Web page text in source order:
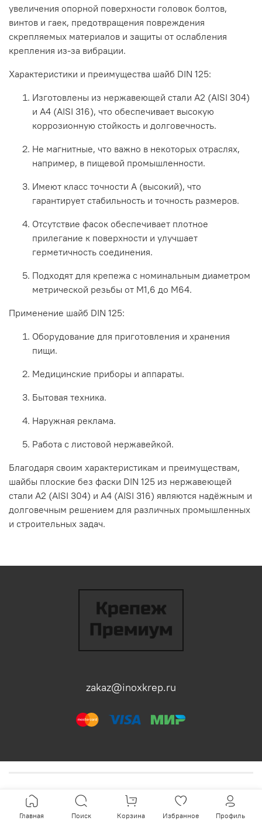
увеличения опорной поверхности головок болтов,
винтов и гаек, предотвращения повреждения
скрепляемых материалов и защиты от ослабления
крепления из-за вибрации.
Характеристики и преимущества шайб DIN 125:
Изготовлены из нержавеющей стали А2 (AISI 304)
и А4 (AISI 316), что обеспечивает высокую
коррозионную стойкость и долговечность.
Не магнитные, что важно в некоторых отраслях,
например, в пищевой промышленности.
Имеют класс точности А (высокий), что
гарантирует стабильность и точность размеров.
Отсутствие фасок обеспечивает плотное
прилегание к поверхности и улучшает
герметичность соединения.
Подходят для крепежа с номинальным диаметром
метрической резьбы от М1,6 до М64.
Применение шайб DIN 125:
Оборудование для приготовления и хранения
пищи.
Медицинские приборы и аппараты.
Бытовая техника.
Наружная реклама.
Работа с листовой нержавейкой.
Благодаря своим характеристикам и преимуществам,
шайбы плоские без фаски DIN 125 из нержавеющей
стали А2 (AISI 304) и А4 (AISI 316) являются надёжным и
долговечным решением для различных промышленных
и строительных задач.
zakaz@inoxkrep.ru
Главная Поиск Корзина Избранное Профиль